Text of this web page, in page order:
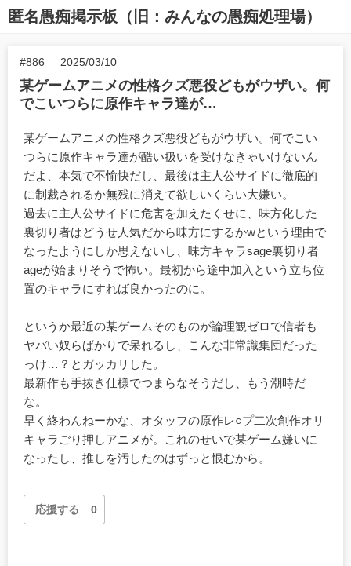
匿名愚痴掲示板（旧：みんなの愚痴処理場）
#886 2025/03/10
某ゲームアニメの性格クズ悪役どもがウザい。何
でこいつらに原作キャラ達が…
某ゲームアニメの性格クズ悪役どもがウザい。何でこい
つらに原作キャラ達が酷い扱いを受けなきゃいけないん
だよ、本気で不愉快だし、最後は主人公サイドに徹底的
に制裁されるか無残に消えて欲しいくらい大嫌い。
過去に主人公サイドに危害を加えたくせに、味方化した
裏切り者はどうせ人気だから味方にするかwという理由で
なったようにしか思えないし、味方キャラsage裏切り者
ageが始まりそうで怖い。最初から途中加入という立ち位
置のキャラにすれば良かったのに。
というか最近の某ゲームそのものが論理観ゼロで信者も
ヤバい奴らばかりで呆れるし、こんな非常識集団だった
っけ…？とガッカリした。
最新作も手抜き仕様でつまらなそうだし、もう潮時だ
な。
早く終わんねーかな、オタッフの原作レ○プ二次創作オリ
キャラごり押しアニメが。これのせいで某ゲーム嫌いに
なったし、推しを汚したのはずっと恨むから。
応援する 0